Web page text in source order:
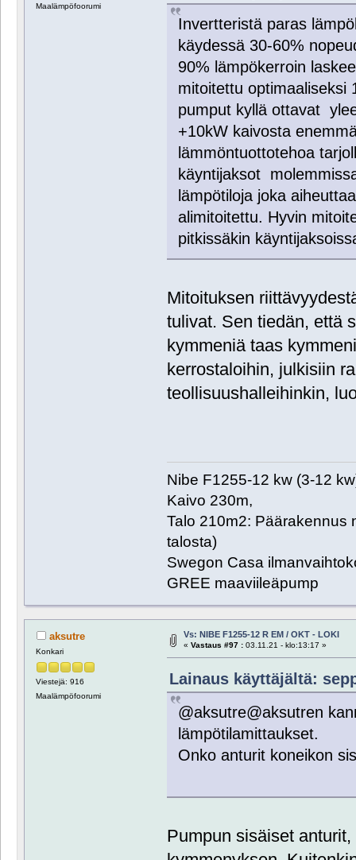
Maalämpöfoorumi
Invertteristä paras
käydessä 30-60%
90% lämpökerroin
mitoitettu optimaaliseksi
pumput kyllä ottavat
+10kW kaivosta
lämmöntuottotehoa
käyntijaksot
lämpötiloja joka
alimitoitettu. Hyvin
pitkissäkin
Mitoituksen
tulivat. Sen tiedän, että
kymmeniä taas
kerrostaloihin, julkisiin
teollisuushalleihinkin,
Nibe F1255-12 kw (3-12
Kaivo 230m,
Talo 210m2: Päärakennus
talosta)
Swegon Casa
GREE maaviileäpump
aksutre
Konkari
Viestejä: 916
Maalämpöfoorumi
Vs: NIBE F1255-12 R EM / OKT - LOKI
« Vastaus #97 :03.11.21 - klo:13:17 »
Lainaus käyttäjältä:
@aksutre@aksutren
lämpötilamittaukset.
Onko anturit koneikon
Pumpun sisäiset